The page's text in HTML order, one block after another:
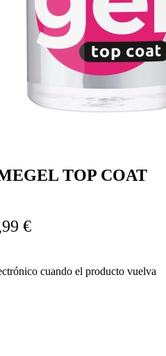
TOP COAT
€
cuando el producto vuelva